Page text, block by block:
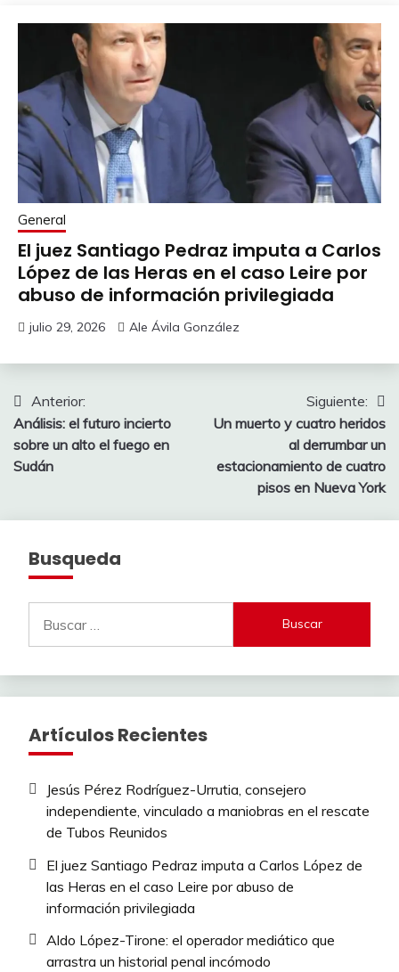
General
El juez Santiago Pedraz imputa a Carlos
López de las Heras en el caso Leire por
abuso de información privilegiada
julio 29, 2026 Ale Ávila González
Navegación
de
entradas
Anterior:
Análisis: el futuro incierto
sobre un alto el fuego en
Sudán
Siguiente:
Un muerto y cuatro heridos
al derrumbar un
estacionamiento de cuatro
pisos en Nueva York
Busqueda
Artículos Recientes
Jesús Pérez Rodríguez-Urrutia, consejero
independiente, vinculado a maniobras en el rescate
de Tubos Reunidos
El juez Santiago Pedraz imputa a Carlos López de
las Heras en el caso Leire por abuso de
información privilegiada
Aldo López-Tirone: el operador mediático que
arrastra un historial penal incómodo